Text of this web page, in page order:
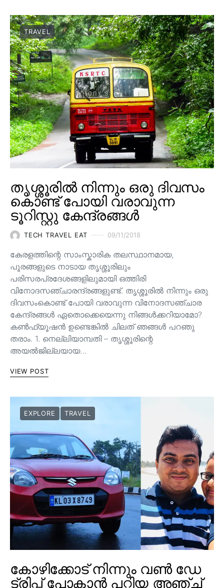
TRAVEL
തൃശ്ശൂരിൽ നിന്നും ഒരു ദിവസം
കൊണ്ട് പോയി വരാവുന്ന
ടൂറിസ്റ്റു കേന്ദ്രങ്ങൾ
TECH TRAVEL EAT 09/11/2018
കേരളത്തിന്റെ സാംസ്കാരിക തലസ്ഥാനമായ,
പൂരങ്ങളുടെ നാടായ തൃശ്ശൂരിലും
പരിസരപ്രദേശങ്ങളിലുമായി ഒത്തിരി
വിനോദസഞ്ചാരന്ദ്രങ്ങളുണ്ട്. തൃശ്ശൂരിൽ നിന്നും ഒരു
ദിവസംകൊണ്ട് പോയി വരാവുന്ന വിനോദസഞ്ചാര
കേന്ദ്രങ്ങൾ ഏതൊക്കെയെന്നു നിങ്ങൾക്കറിയാമോ?
കൺഫ്യൂഷൻ ഉണ്ടെങ്കിൽ ചിലത് ഞങ്ങൾ പറഞു
തരാം. 1. നെല്ലിയാമ്പതി – തൃശ്ശൂരിന്റെ
അയൽജില്ലയായ…
VIEW POST
EXPLORE TRAVEL
കോഴിക്കോട് നിന്നും വൺ ഡേ
ട്രിപ്പ് പോകാൻ പറ്റിയ അഞ്ച്